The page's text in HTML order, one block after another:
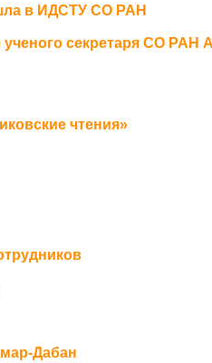
в ИДСТУ СО РАН
секретаря СО РАН
чтения»
Дабан